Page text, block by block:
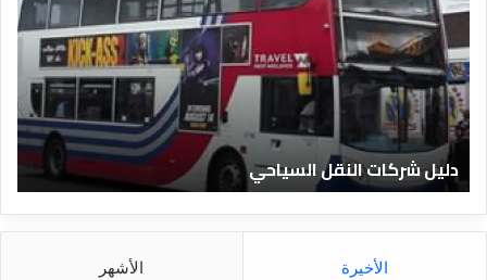
ي
ش
ر
ك
ا
ت
ل
ن
ق
دليل شركات النقل السياحي
ا
الأخيرة الأشهر